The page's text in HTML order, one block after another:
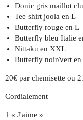
Donic gris maillot
Tee shirt joola en L
Butterfly rouge en L
Butterfly bleu Italie
Nittaku en XXL
Butterfly noir/vert en
20€ par chemisette ou
Cordialement
1 « J'aime »